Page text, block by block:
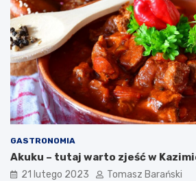
GASTRONOMIA
Akuku – tutaj warto zjeść w
21 lutego 2023 Tomasz Barański